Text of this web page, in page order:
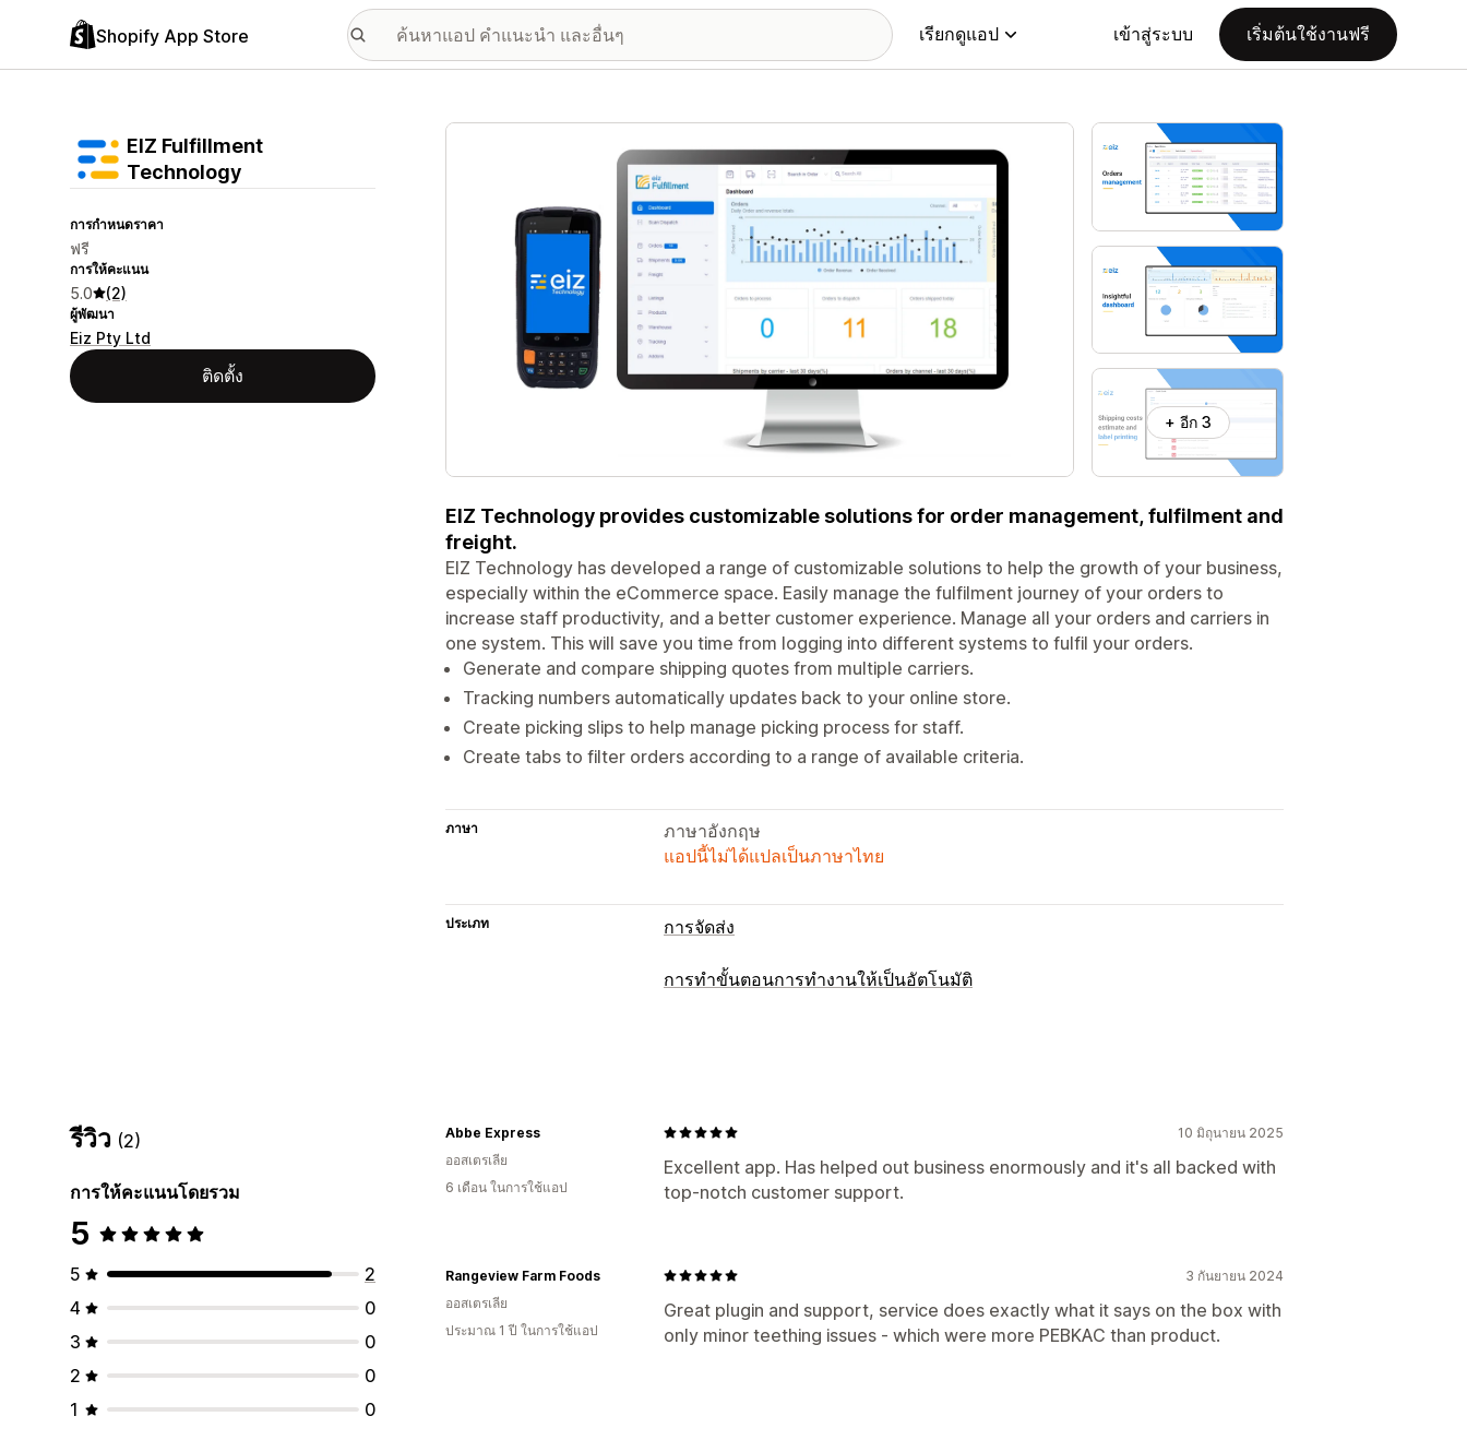
Shopify App Store เรียกดูแอป เข้าสู่ระบบ เริ่มต้นใช้งานฟรี
EIZ Fulfillment
Technology
การกำหนดราคา
ฟรี
การให้คะแนน
5.0 (2)
ผู้พัฒนา
Eiz Pty Ltd
ติดตั้ง
แกลเลอรีรูปภาพที่แสดง
+ อีก 3
EIZ Technology provides customizable solutions for order management, fulfilment and
freight.
EIZ Technology has developed a range of customizable solutions to help the growth of your business,
especially within the eCommerce space. Easily manage the fulfilment journey of your orders to
increase staff productivity, and a better customer experience. Manage all your orders and carriers in
one system. This will save you time from logging into different systems to fulfil your orders.
Generate and compare shipping quotes from multiple carriers.
Tracking numbers automatically updates back to your online store.
Create picking slips to help manage picking process for staff.
Create tabs to filter orders according to a range of available criteria.
ภาษา
ภาษาอังกฤษ
แอปนี้ไม่ได้แปลเป็นภาษาไทย
ประเภท การจัดส่ง
การทำขั้นตอนการทำงานให้เป็นอัตโนมัติ
รีวิว (2)
การให้คะแนนโดยรวม
5
5
2
4
0
3
0
2
0
1
0
10 มิถุนายน 2025
Excellent app. Has helped out business enormously and it's all backed with
top-notch customer support.
Abbe Express
ออสเตรเลีย
6 เดือน ในการใช้แอป
3 กันยายน 2024
Great plugin and support, service does exactly what it says on the box with
only minor teething issues - which were more PEBKAC than product.
Rangeview Farm Foods
ออสเตรเลีย
ประมาณ 1 ปี ในการใช้แอป